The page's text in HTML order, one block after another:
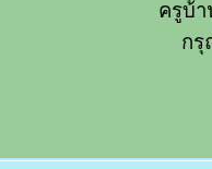
ครูบ้
กรุ